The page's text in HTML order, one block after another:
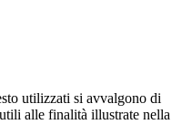
utilizzati si avvalgono di
alle finalità illustrate nella